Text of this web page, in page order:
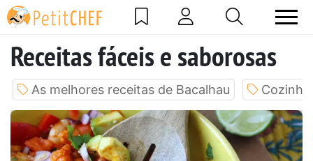
Receitas fáceis e saborosas
As melhores receitas de Bacalhau